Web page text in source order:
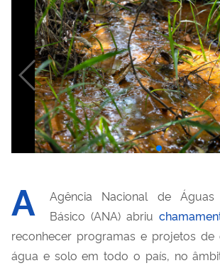
A
Agência Nacional de Águas
Básico (ANA) abriu
reconhecer programas e projetos de
água e solo em todo o país, no